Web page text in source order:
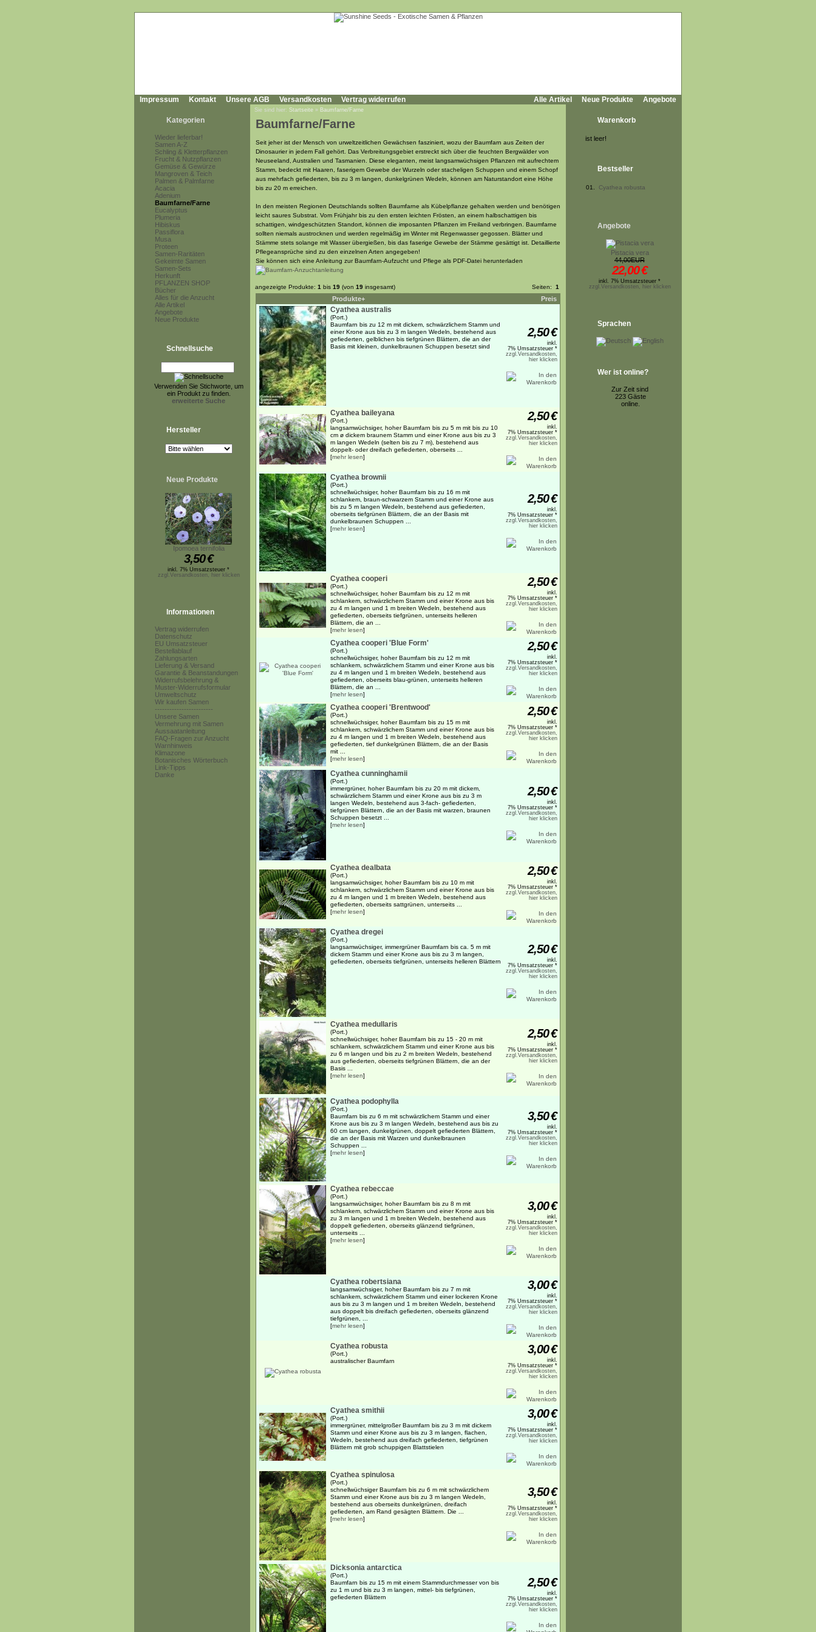
Impressum Kontakt Unsere AGB Versandkosten Vertrag widerrufen Alle Artikel Neue Produkte Angebote
Kategorien
Wieder lieferbar!
Samen A-Z
Schling & Kletterpflanzen
Frucht & Nutzpflanzen
Gemüse & Gewürze
Mangroven & Teich
Palmen & Palmfarne
Acacia
Adenium
Baumfarne/Farne
Eucalyptus
Plumeria
Hibiskus
Passiflora
Musa
Proteen
Samen-Raritäten
Gekeimte Samen
Samen-Sets
Herkunft
PFLANZEN SHOP
Bücher
Alles für die Anzucht
Alle Artikel
Angebote
Neue Produkte
Schnellsuche
Verwenden Sie Stichworte, um
ein Produkt zu finden.
erweiterte Suche
Hersteller
Neue Produkte
Ipomoea ternifolia
3,50€
inkl. 7% Umsatzsteuer *
zzgl.Versandkosten, hier klicken
Informationen
Vertrag widerrufen
Datenschutz
EU Umsatzsteuer
Bestellablauf
Zahlungsarten
Lieferung & Versand
Garantie & Beanstandungen
Widerrufsbelehrung &
Muster-Widerrufsformular
Umweltschutz
Wir kaufen Samen
------------------------
Unsere Samen
Vermehrung mit Samen
Aussaatanleitung
FAQ-Fragen zur Anzucht
Warnhinweis
Klimazone
Botanisches Wörterbuch
Link-Tipps
Danke
Sie sind hier: Startseite » Baumfarne/Farne
Baumfarne/Farne
Seit jeher ist der Mensch von urweltzeitlichen Gewächsen fasziniert, wozu der Baumfarn aus Zeiten der
Dinosaurier in jedem Fall gehört. Das Verbreitungsgebiet erstreckt sich über die feuchten Bergwälder von
Neuseeland, Australien und Tasmanien. Diese eleganten, meist langsamwüchsigen Pflanzen mit aufrechtem
Stamm, bedeckt mit Haaren, faserigem Gewebe der Wurzeln oder stacheligen Schuppen und einem Schopf
aus mehrfach gefiederten, bis zu 3 m langen, dunkelgrünen Wedeln, können am Naturstandort eine Höhe
bis zu 20 m erreichen.
In den meisten Regionen Deutschlands sollten Baumfarne als Kübelpflanze gehalten werden und benötigen
leicht saures Substrat. Vom Frühjahr bis zu den ersten leichten Frösten, an einem halbschattigen bis
schattigen, windgeschützten Standort, können die imposanten Pflanzen im Freiland verbringen. Baumfarne
sollten niemals austrocknen und werden regelmäßig im Winter mit Regenwasser gegossen. Blätter und
Stämme stets solange mit Wasser übergießen, bis das faserige Gewebe der Stämme gesättigt ist. Detaillierte
Pflegeansprüche sind zu den einzelnen Arten angegeben!
Sie können sich eine Anleitung zur Baumfarn-Aufzucht und Pflege als PDF-Datei herunterladen
angezeigte Produkte: 1 bis 19 (von 19 insgesamt) Seiten: 1
Produkte+ Preis
Cyathea australis
(Port.)
Baumfarn bis zu 12 m mit dickem, schwärzlichem Stamm und
einer Krone aus bis zu 3 m langen Wedeln, bestehend aus
gefiederten, gelblichen bis tiefgrünen Blättern, die an der
Basis mit kleinen, dunkelbraunen Schuppen besetzt sind
2,50€
inkl.
7% Umsatzsteuer *
zzgl.Versandkosten,
hier klicken
Cyathea baileyana
(Port.)
langsamwüchsiger, hoher Baumfarn bis zu 5 m mit bis zu 10
cm ø dickem braunem Stamm und einer Krone aus bis zu 3
m langen Wedeln (selten bis zu 7 m), bestehend aus
doppelt- oder dreifach gefiederten, oberseits ...
[mehr lesen]
2,50€
inkl.
7% Umsatzsteuer *
zzgl.Versandkosten,
hier klicken
Cyathea brownii
(Port.)
schnellwüchsiger, hoher Baumfarn bis zu 16 m mit
schlankem, braun-schwarzem Stamm und einer Krone aus
bis zu 5 m langen Wedeln, bestehend aus gefiederten,
oberseits tiefgrünen Blättern, die an der Basis mit
dunkelbraunen Schuppen ...
[mehr lesen]
2,50€
inkl.
7% Umsatzsteuer *
zzgl.Versandkosten,
hier klicken
Cyathea cooperi
(Port.)
schnellwüchsiger, hoher Baumfarn bis zu 12 m mit
schlankem, schwärzlichem Stamm und einer Krone aus bis
zu 4 m langen und 1 m breiten Wedeln, bestehend aus
gefiederten, oberseits tiefgrünen, unterseits helleren
Blättern, die an ...
[mehr lesen]
2,50€
inkl.
7% Umsatzsteuer *
zzgl.Versandkosten,
hier klicken
Cyathea cooperi 'Blue Form'
(Port.)
schnellwüchsiger, hoher Baumfarn bis zu 12 m mit
schlankem, schwärzlichem Stamm und einer Krone aus bis
zu 4 m langen und 1 m breiten Wedeln, bestehend aus
gefiederten, oberseits blau-grünen, unterseits helleren
Blättern, die an ...
[mehr lesen]
2,50€
inkl.
7% Umsatzsteuer *
zzgl.Versandkosten,
hier klicken
Cyathea cooperi 'Brentwood'
(Port.)
schnellwüchsiger, hoher Baumfarn bis zu 15 m mit
schlankem, schwärzlichem Stamm und einer Krone aus bis
zu 4 m langen und 1 m breiten Wedeln, bestehend aus
gefiederten, tief dunkelgrünen Blättern, die an der Basis
mit ...
[mehr lesen]
2,50€
inkl.
7% Umsatzsteuer *
zzgl.Versandkosten,
hier klicken
Cyathea cunninghamii
(Port.)
immergrüner, hoher Baumfarn bis zu 20 m mit dickem,
schwärzlichem Stamm und einer Krone aus bis zu 3 m
langen Wedeln, bestehend aus 3-fach- gefiederten,
tiefgrünen Blättern, die an der Basis mit warzen, braunen
Schuppen besetzt ...
[mehr lesen]
2,50€
inkl.
7% Umsatzsteuer *
zzgl.Versandkosten,
hier klicken
Cyathea dealbata
(Port.)
langsamwüchsiger, hoher Baumfarn bis zu 10 m mit
schlankem, schwärzlichem Stamm und einer Krone aus bis
zu 4 m langen und 1 m breiten Wedeln, bestehend aus
gefiederten, oberseits sattgrünen, unterseits ...
[mehr lesen]
2,50€
inkl.
7% Umsatzsteuer *
zzgl.Versandkosten,
hier klicken
Cyathea dregei
(Port.)
langsamwüchsiger, immergrüner Baumfarn bis ca. 5 m mit
dickem Stamm und einer Krone aus bis zu 3 m langen,
gefiederten, oberseits tiefgrünen, unterseits helleren Blättern
2,50€
inkl.
7% Umsatzsteuer *
zzgl.Versandkosten,
hier klicken
Cyathea medullaris
(Port.)
schnellwüchsiger, hoher Baumfarn bis zu 15 - 20 m mit
schlankem, schwärzlichem Stamm und einer Krone aus bis
zu 6 m langen und bis zu 2 m breiten Wedeln, bestehend
aus gefiederten, oberseits tiefgrünen Blättern, die an der
Basis ...
[mehr lesen]
2,50€
inkl.
7% Umsatzsteuer *
zzgl.Versandkosten,
hier klicken
Cyathea podophylla
(Port.)
Baumfarn bis zu 6 m mit schwärzlichem Stamm und einer
Krone aus bis zu 3 m langen Wedeln, bestehend aus bis zu
60 cm langen, dunkelgrünen, doppelt gefiederten Blättern,
die an der Basis mit Warzen und dunkelbraunen
Schuppen ...
[mehr lesen]
3,50€
inkl.
7% Umsatzsteuer *
zzgl.Versandkosten,
hier klicken
Cyathea rebeccae
(Port.)
langsamwüchsiger, hoher Baumfarn bis zu 8 m mit
schlankem, schwärzlichem Stamm und einer Krone aus bis
zu 3 m langen und 1 m breiten Wedeln, bestehend aus
doppelt gefiederten, oberseits glänzend tiefgrünen,
unterseits ...
[mehr lesen]
3,00€
inkl.
7% Umsatzsteuer *
zzgl.Versandkosten,
hier klicken
Cyathea robertsiana
langsamwüchsiger, hoher Baumfarn bis zu 7 m mit
schlankem, schwärzlichem Stamm und einer lockeren Krone
aus bis zu 3 m langen und 1 m breiten Wedeln, bestehend
aus doppelt bis dreifach gefiederten, oberseits glänzend
tiefgrünen, ...
[mehr lesen]
3,00€
inkl.
7% Umsatzsteuer *
zzgl.Versandkosten,
hier klicken
Cyathea robusta
(Port.)
australischer Baumfarn
3,00€
inkl.
7% Umsatzsteuer *
zzgl.Versandkosten,
hier klicken
Cyathea smithii
(Port.)
immergrüner, mittelgroßer Baumfarn bis zu 3 m mit dickem
Stamm und einer Krone aus bis zu 3 m langen, flachen,
Wedeln, bestehend aus dreifach gefiederten, tiefgrünen
Blättern mit grob schuppigen Blattstielen
3,00€
inkl.
7% Umsatzsteuer *
zzgl.Versandkosten,
hier klicken
Cyathea spinulosa
(Port.)
schnellwüchsiger Baumfarn bis zu 6 m mit schwärzlichem
Stamm und einer Krone aus bis zu 3 m langen Wedeln,
bestehend aus oberseits dunkelgrünen, dreifach
gefiederten, am Rand gesägten Blättern. Die ...
[mehr lesen]
3,50€
inkl.
7% Umsatzsteuer *
zzgl.Versandkosten,
hier klicken
Dicksonia antarctica
(Port.)
Baumfarn bis zu 15 m mit einem Stammdurchmesser von bis
zu 1 m und bis zu 3 m langen, mittel- bis tiefgrünen,
gefiederten Blättern
2,50€
inkl.
7% Umsatzsteuer *
zzgl.Versandkosten,
hier klicken
Warenkorb
ist leer!
Bestseller
01. Cyathea robusta
Angebote
Pistacia vera
44,00EUR
22,00€
inkl. 7% Umsatzsteuer *
zzgl.Versandkosten, hier klicken
Sprachen
Wer ist online?
Zur Zeit sind
223 Gäste
online.